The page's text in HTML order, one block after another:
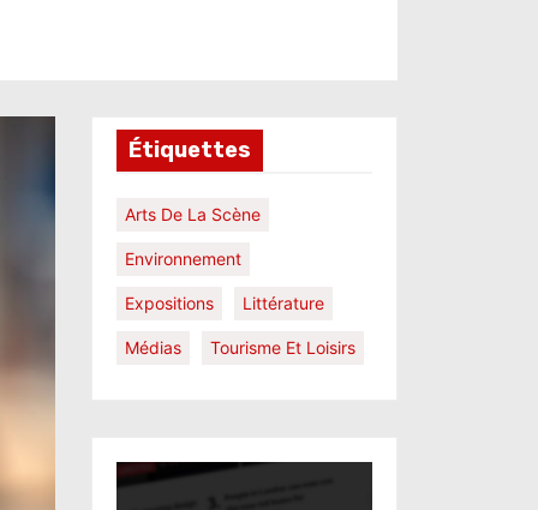
Étiquettes
Arts De La Scène
Environnement
Expositions Littérature
Médias Tourisme Et Loisirs